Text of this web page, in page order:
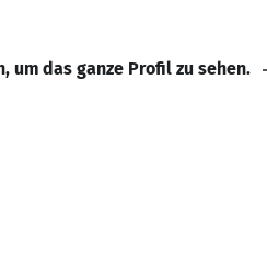
um das ganze Profil zu sehen.